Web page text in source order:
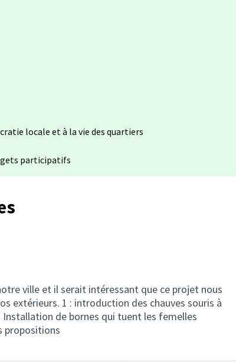
locale et à la vie des quartiers
participatifs
ville et il serait intéressant que ce projet nous
extérieurs. 1 : introduction des chauves souris à
de bornes qui tuent les femelles
propositions